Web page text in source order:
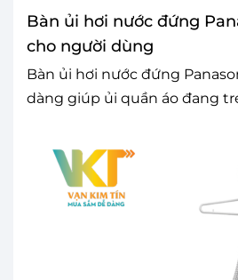
Bàn ủi hơi nước đứng
cho người dùng
Bàn ủi hơi nước đứng
dàng giúp ủi quần áo đang